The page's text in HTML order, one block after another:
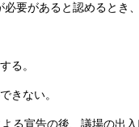
要があると認めると
る。
きない。
る宣告の後、議場の出